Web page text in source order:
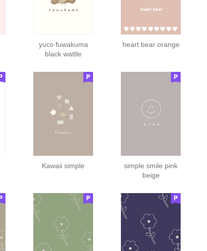
yuco fuwakuma
black wattle
heart bear orange
Kawaii simple
simple smile pink
beige